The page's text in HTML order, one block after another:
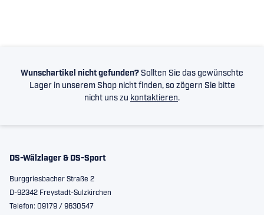
Wunschartikel nicht gefunden? Sollten Sie das gewünschte
Lager in unserem Shop nicht finden, so zögern Sie bitte
nicht uns zu kontaktieren.
DS-Wälzlager & DS-Sport
Burggriesbacher Straße 2
D-92342 Freystadt-Sulzkirchen
Telefon: 09179 / 9630547